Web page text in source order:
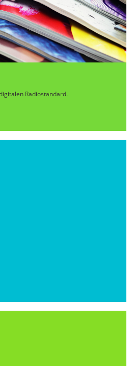
Radiostandard.